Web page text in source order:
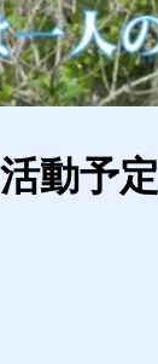
​活動予定